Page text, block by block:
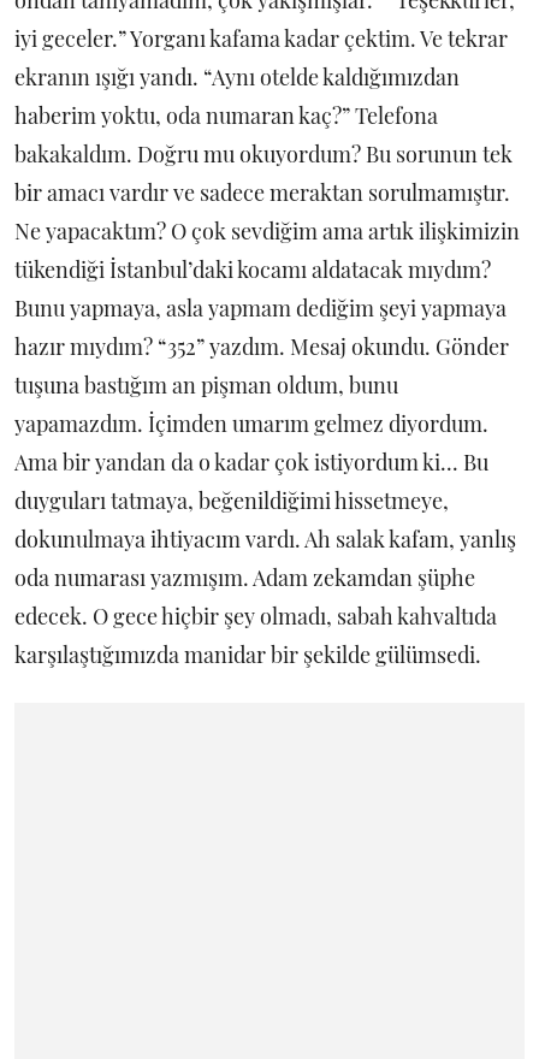
iyi geceler.” Yorganı kafama kadar çektim. Ve tekrar
ekranın ışığı yandı. “Aynı otelde kaldığımızdan
haberim yoktu, oda numaran kaç?” Telefona
bakakaldım. Doğru mu okuyordum? Bu sorunun tek
bir amacı vardır ve sadece meraktan sorulmamıştır.
Ne yapacaktım? O çok sevdiğim ama artık ilişkimizin
tükendiği İstanbul’daki kocamı aldatacak mıydım?
Bunu yapmaya, asla yapmam dediğim şeyi yapmaya
hazır mıydım? “352” yazdım. Mesaj okundu. Gönder
tuşuna bastığım an pişman oldum, bunu
yapamazdım. İçimden umarım gelmez diyordum.
Ama bir yandan da o kadar çok istiyordum ki... Bu
duyguları tatmaya, beğenildiğimi hissetmeye,
dokunulmaya ihtiyacım vardı. Ah salak kafam, yanlış
oda numarası yazmışım. Adam zekamdan şüphe
edecek. O gece hiçbir şey olmadı, sabah kahvaltıda
karşılaştığımızda manidar bir şekilde gülümsedi.